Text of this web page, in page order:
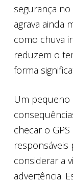
segurança
agrava ainda
como chuva
reduzem o
forma
Um pequeno
checar o
responsáveis
considerar a
advertência.